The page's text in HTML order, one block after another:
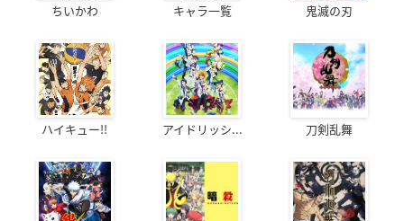
ちいかわ キャラ一覧 鬼滅の刃
ハイキュー!! アイドリッシ... 刀剣乱舞